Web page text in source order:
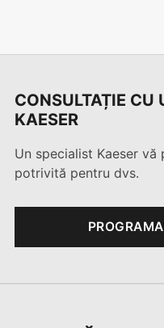
CONSULTAȚIE CU
KAESER
Un specialist Kaeser
potrivită pentru dvs.